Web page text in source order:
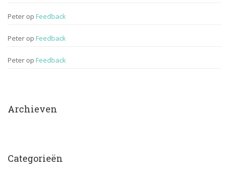
Peter op Feedback
Peter op Feedback
Peter op Feedback
Archieven
Categorieën